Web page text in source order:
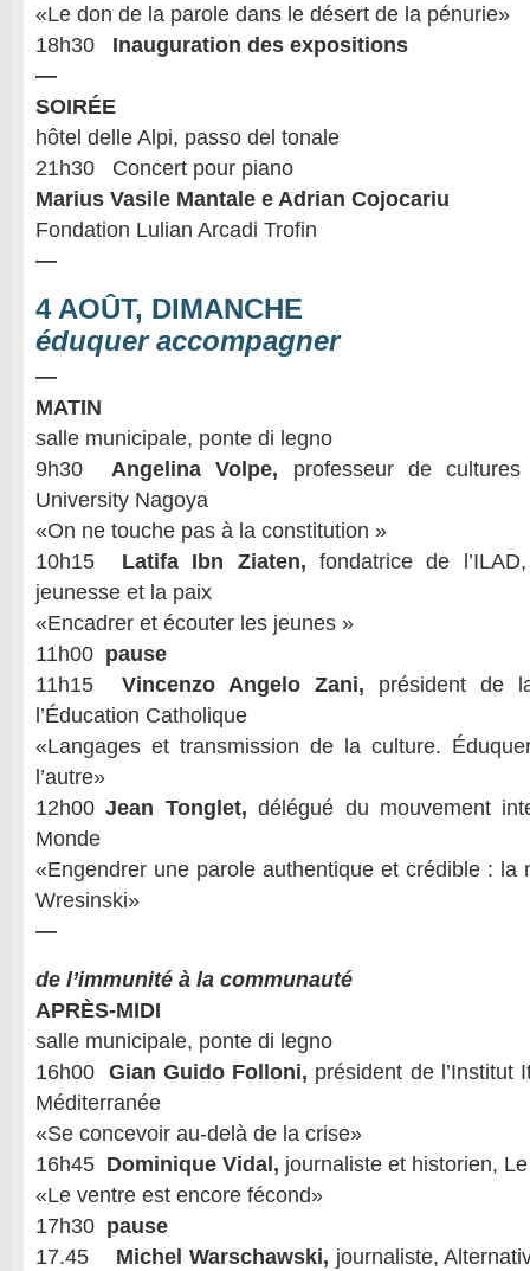
«Le don de la parole dans le désert de la pénurie»
18h30 Inauguration des expositions
—
SOIRÉE
hôtel delle Alpi, passo del tonale
21h30 Concert pour piano
Marius Vasile Mantale e Adrian Cojocariu
Fondation Lulian Arcadi Trofin
—
4 AOÛT, DIMANCHE
éduquer accompagner
—
MATIN
salle municipale, ponte di legno
9h30 Angelina Volpe, professeur de cultures
University Nagoya
«On ne touche pas à la constitution »
10h15 Latifa Ibn Ziaten, fondatrice de
jeunesse et la paix
«Encadrer et écouter les jeunes »
11h00 pause
11h15 Vincenzo Angelo Zani, président de
l’Éducation Catholique
«Langages et transmission de la culture.
l’autre»
12h00 Jean Tonglet,délégué du mouvement
Monde
«Engendrer une parole authentique et crédible : la
Wresinski»
—
de l’immunité à la communauté
APRÈS-MIDI
salle municipale, ponte di legno
16h00 Gian Guido Folloni, président de l’Institut
Méditerranée
«Se concevoir au-delà de la crise»
16h45 Dominique Vidal, journaliste et historien,
«Le ventre est encore fécond»
17h30 pause
17.45 Michel Warschawski, journaliste,